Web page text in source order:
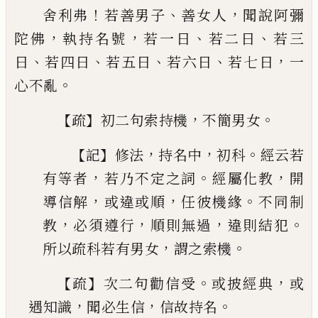
舍利弗 ！ 若善男子 、 善女人 ， 聞說阿彌
陀佛 ， 執持名號 ，若一日 、 若二日 、 若三
日 、若四日 、若五日 、若六日 、若七 日 ， 一
心不亂 。
【疏】 初二句索持機 ， 不簡男女 。
【記】 修法 ， 持名中 ， 初科 。 經云若
有等者 ， 若乃不定之詞 。 經屬化教 ， 開
導信解 ， 或違或順 ，任彼機緣 。不同制
教 ， 必須遵行 ， 順則無過 ， 違則結犯 。
所以疏科若有男女 ， 謂之索機 。
【疏】 次二句勸信受 。 或披經典 ， 或
遇知識 ， 聞必生信 ， 信故持名 。